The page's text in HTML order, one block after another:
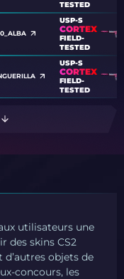
TESTED
USP-S
CORTEX
FIELD-
TESTED
USP-S
CORTEX
FIELD-
TESTED
utilisateurs une
des skins CS2
objets de
concours, les